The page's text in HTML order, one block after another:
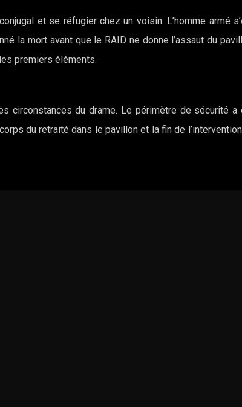
et se réfugier chez un voisin. L’homme armé
la mort avant que le RAID ne donne l’assaut du
premiers éléments.
circonstances du drame. Le périmètre de sécurité a
du retraité dans le pavillon et la fin de